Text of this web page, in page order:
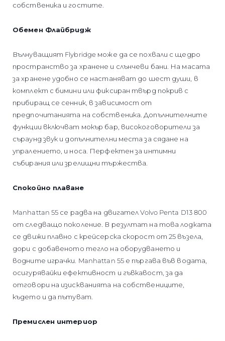
собственика и гостите.
Обемен Флайбридж
Вълнуващият Flybridge може да се похвали с щедро
пространство за хранене и слънчеви бани. На масата
за хранене удобно се настаняват до шест души, в
комплект с бимини или фиксиран твърд покрив с
прибиращ се сенник, в зависимост от
предпочитанията на собственика. Допълнителните
функции включват мокър бар, високоговорители за
съраунд звук и допълнителни места за сядане на
упралението, и носа. Перфектен за интимни
събирания или зрелищни тържества.
Спокойно плаване
Manhattan 55 се радва на двигател Volvo Penta D13 800
от следващо поколение. В резултат на това лодката
се движи плавно с крейсерска скорост от 25 възела,
дори с добавеното тегло на оборудването и
водните играчки. Manhattan 55 е пъргава във водата,
осигурявайки ефективност и гъвкавост, за да
отговори на изискванията на собствениците,
където и да пътуват.
Премислен интериор